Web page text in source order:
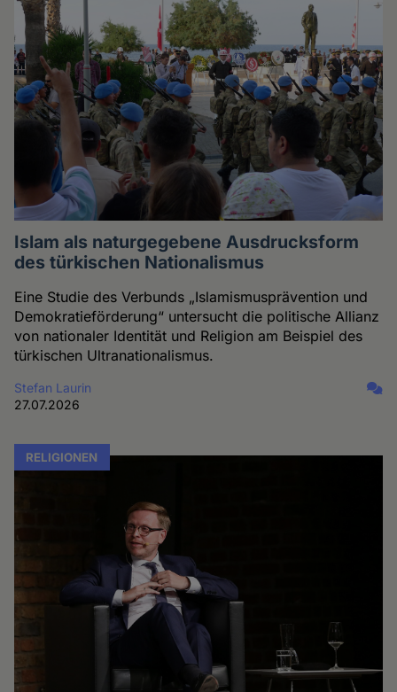
Islam als naturgegebene Ausdrucksform
des türkischen Nationalismus
Eine Studie des Verbunds „Islamismusprävention und
Demokratieförderung“ untersucht die politische Allianz
von nationaler Identität und Religion am Beispiel des
türkischen Ultranationalismus.
Stefan Laurin
27.07.2026
RELIGIONEN